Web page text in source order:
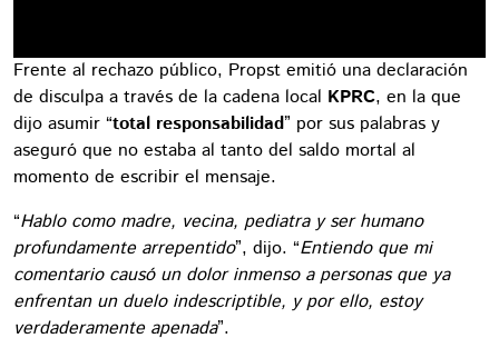
Frente al rechazo público, Propst emitió una declaración
de disculpa a través de la cadena local KPRC, en la que
dijo asumir “total responsabilidad” por sus palabras y
aseguró que no estaba al tanto del saldo mortal al
momento de escribir el mensaje.
“Hablo como madre, vecina, pediatra y ser humano
profundamente arrepentido”, dijo. “Entiendo que mi
comentario causó un dolor inmenso a personas que ya
enfrentan un duelo indescriptible, y por ello, estoy
verdaderamente apenada”.